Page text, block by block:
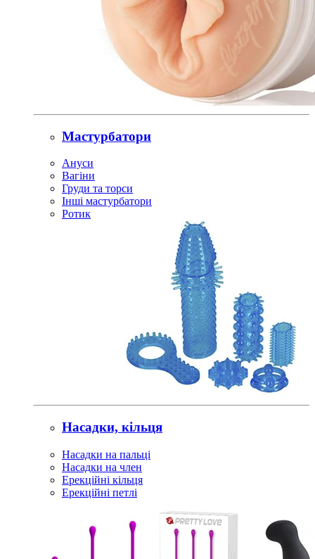
Мастурбатори
Ануси
Вагіни
Груди та торси
Інші мастурбатори
Ротик
Насадки, кільця
Насадки на пальці
Насадки на член
Ерекційні кільця
Ерекційні петлі